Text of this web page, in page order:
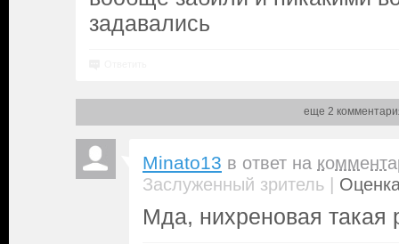
задавались
еще 2
Minato13 в ответ на
Заслуженный зритель |
Мда, нихреновая такая